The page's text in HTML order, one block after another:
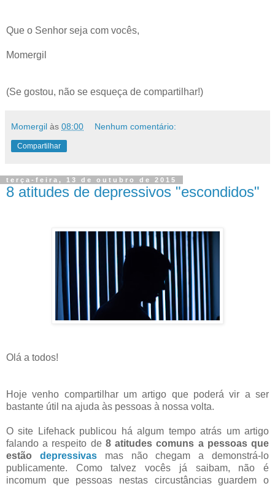
Que o Senhor seja com vocês,
Momergil
(Se gostou, não se esqueça de compartilhar!)
Momergil às 08:00 Nenhum comentário:
Compartilhar
terça-feira, 13 de outubro de 2015
8 atitudes de depressivos "escondidos"
Olá a todos!
Hoje venho compartilhar um artigo que poderá vir a ser
bastante útil na ajuda às pessoas à nossa volta.
O site Lifehack publicou há algum tempo atrás um artigo
falando a respeito de 8 atitudes comuns a pessoas que
estão depressivasmas não chegam a demonstrá-lo
publicamente. Como talvez vocês já saibam, não é
incomum que pessoas nestas circustâncias guardem o